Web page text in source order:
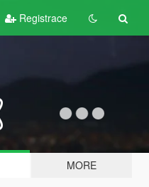
Registrace
MORE